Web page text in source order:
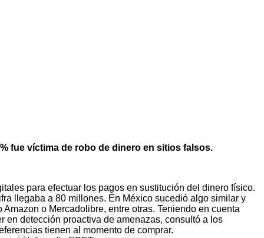
fue víctima de robo de dinero en sitios falsos.
para efectuar los pagos en sustitución del dinero físico.
llegaba a 80 millones. En México sucedió algo similar y
o Mercadolibre, entre otras. Teniendo en cuenta
en detección proactiva de amenazas, consultó a los
tienen al momento de comprar.